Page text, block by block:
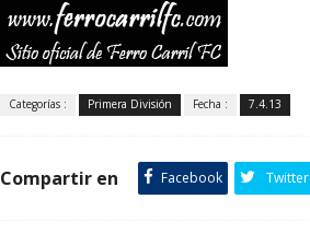
Categorías : Primera División Fecha : 7.4.13
Compartir en Facebook Twitter